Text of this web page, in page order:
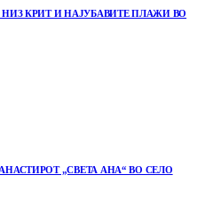
КРИТ И НАЈУБАВИТЕ ПЛАЖИ ВО
„СВЕТА АНА“ ВО СЕЛО